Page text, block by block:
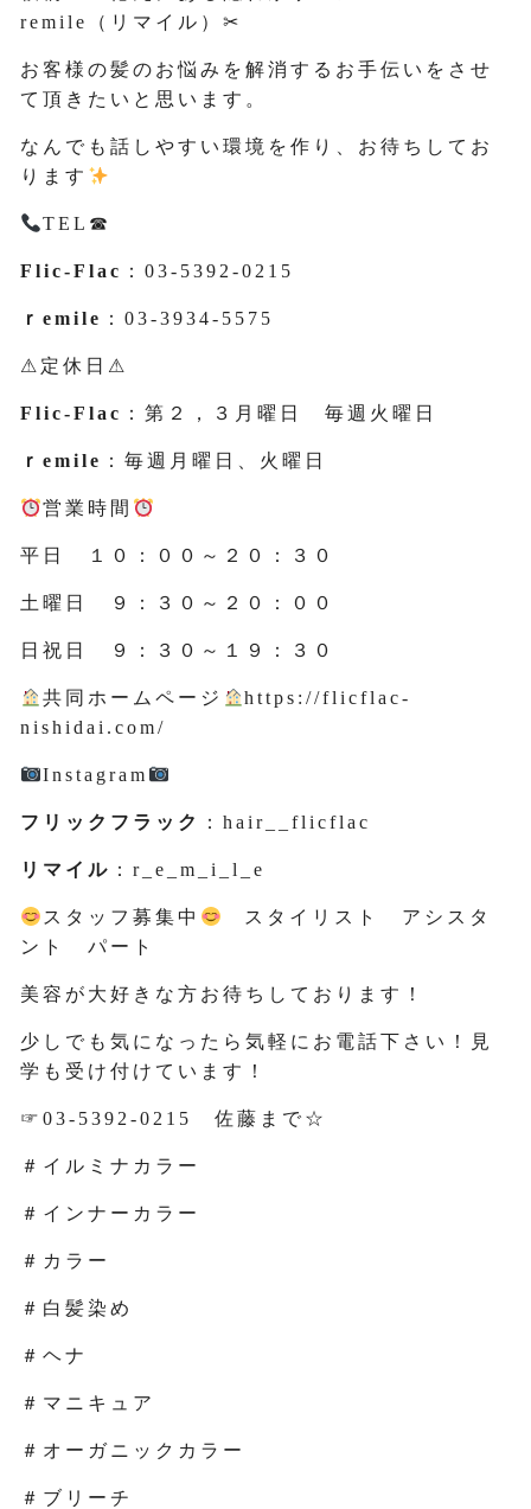
remile（リマイル）✂
お客様の髪のお悩みを解消するお手伝いをさせ
て頂きたいと思います。
なんでも話しやすい環境を作り、お待ちしてお
ります
TEL☎
Flic-Flac ：03-5392-0215
ｒemile ：03-3934-5575
⚠定休日⚠
Flic-Flac ：第２，３月曜日 毎週火曜日
ｒemile ：毎週月曜日、火曜日
営業時間
平日 １０：００～２０：３０
土曜日 ９：３０～２０：００
日祝日 ９：３０～１９：３０
共同ホームページ
https://flicflac-
nishidai.com/
Instagram
フリックフラック ：hair__flicflac
リマイル ：r_e_m_i_l_e
スタッフ募集中
スタイリスト アシスタ
ント パート
美容が大好きな方お待ちしております！
少しでも気になったら気軽にお電話下さい！見
学も受け付けています！
☞03-5392-0215 佐藤まで☆
＃イルミナカラー
＃インナーカラー
＃カラー
＃白髪染め
＃ヘナ
＃マニキュア
＃オーガニックカラー
＃ブリーチ